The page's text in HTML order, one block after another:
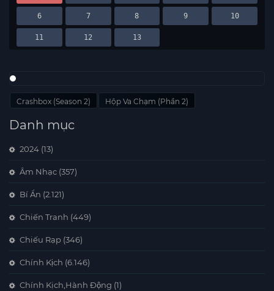
6 7 8 9 10
11 12 13
Crashbox (Season 2) Hộp Va Chạm (Phần 2)
Danh mục
2024 (13)
Âm Nhạc (357)
Bí Ẩn (2.121)
Chiến Tranh (449)
Chiếu Rạp (346)
Chính Kịch (6.146)
Chính Kịch,Hành Động (1)